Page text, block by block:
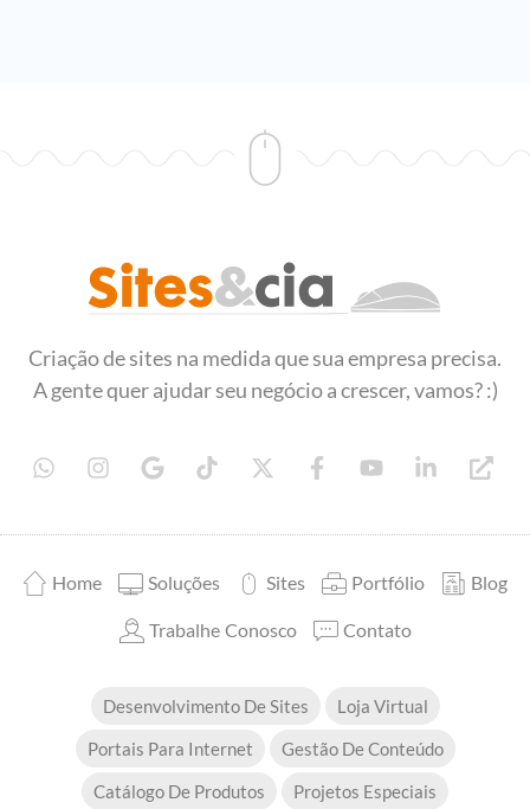
Criação de sites na medida que sua empresa precisa.
A gente quer ajudar seu negócio a crescer, vamos? :)
Home Soluções Sites Portfólio Blog
Trabalhe Conosco Contato
Desenvolvimento De Sites
Loja Virtual
Portais Para Internet
Gestão De Conteúdo
Catálogo De Produtos
Projetos Especiais